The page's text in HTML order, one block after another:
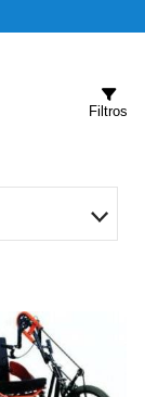
Filtros